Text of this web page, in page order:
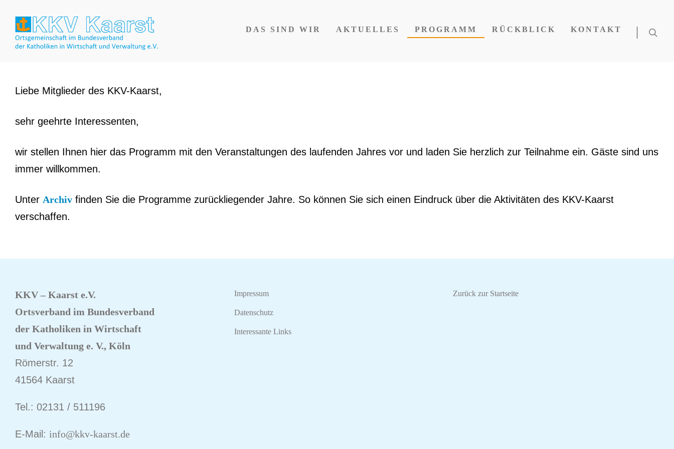
DAS SIND WIR AKTUELLES PROGRAMM RÜCKBLICK KONTAKT
Liebe Mitglieder des KKV-Kaarst,
sehr geehrte Interessenten,
wir stellen Ihnen hier das Programm mit den Veranstaltungen des laufenden Jahres vor und laden Sie herzlich zur Teilnahme ein. Gäste sind uns
immer willkommen.
Unter Archiv finden Sie die Programme zurückliegender Jahre. So können Sie sich einen Eindruck über die Aktivitäten des KKV-Kaarst
verschaffen.
KKV – Kaarst e.V.
Ortsverband im Bundesverband
der Katholiken in Wirtschaft
und Verwaltung e. V., Köln
Römerstr. 12
41564 Kaarst
Tel.: 02131 / 511196
E-Mail: info@kkv-kaarst.de
Impressum
Datenschutz
Interessante Links
Zurück zur Startseite